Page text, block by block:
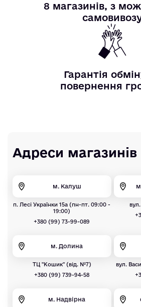
8 магазинів, з
Гарантія
повернення
Адреси магазинів
м. Калуш
п. Лесі Українки 15а (пн-пт. 09:00 -
19:00)
+380 (99) 73-99-089
м. Долина
ТЦ "Кошик" (від. №7)
+380 (99) 739-94-58
вул.
м. Надвірна